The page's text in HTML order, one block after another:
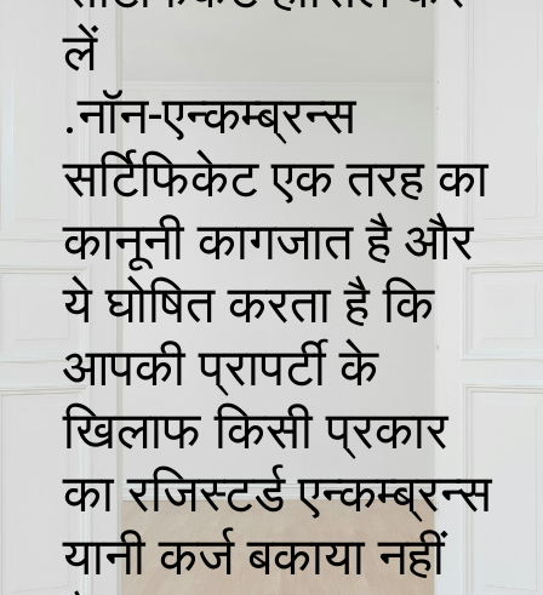
लें
.नॉन-एन्कम्ब्रन्स
सर्टिफिकेट एक तरह का
कानूनी कागजात है और
ये घोषित करता है कि
आपकी प्रापर्टी के
खिलाफ किसी प्रकार
का रजिस्टर्ड एन्कम्ब्रन्स
यानी कर्ज बकाया नहीं